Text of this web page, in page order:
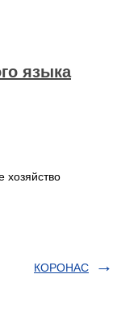
языка
хозяйство
КОРОНАС